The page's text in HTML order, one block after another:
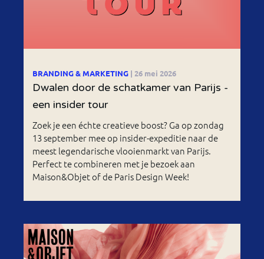
BRANDING & MARKETING | 26 mei 2026
Dwalen door de schatkamer van Parijs -
een insider tour
Zoek je een échte creatieve boost? Ga op zondag
13 september mee op insider-expeditie naar de
meest legendarische vlooienmarkt van Parijs.
Perfect te combineren met je bezoek aan
Maison&Objet of de Paris Design Week!